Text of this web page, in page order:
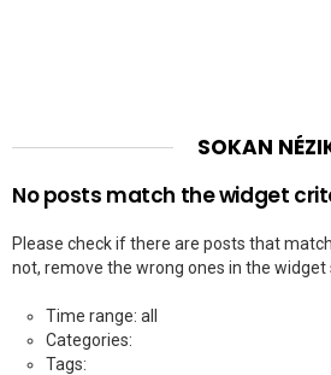
SOKAN
No posts match the widget
Please check if there are posts that
not, remove the wrong ones in the widget
Time range: all
Categories:
Tags: